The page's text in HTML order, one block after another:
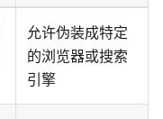
允许伪装成特定
的浏览器或搜索
引擎